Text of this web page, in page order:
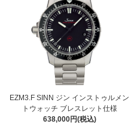
EZM3.F SINN ジン インストゥルメン
トウォッチ ブレスレット仕様
638,000円(税込)